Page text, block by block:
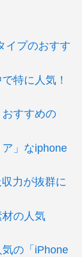
イプのおすす
特に人気！
おすすめの
」なiphone
力が抜群に
の人気
の「iPhone